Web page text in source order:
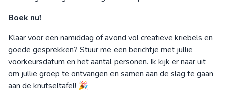
Boek nu!
Klaar voor een namiddag of avond vol creatieve kriebels en
goede gesprekken? Stuur me een berichtje met jullie
voorkeursdatum en het aantal personen. Ik kijk er naar uit
om jullie groep te ontvangen en samen aan de slag te gaan
aan de knutseltafel! 🎉